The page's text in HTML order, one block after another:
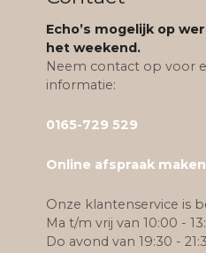
Echo’s mogelijk op
het weekend.
Neem contact op voor
informatie:
0165-729 529
Online afspraak maken
Onze klantenservice is
Ma t/m vrij van 10:00 -
Do avond van 19:30 -